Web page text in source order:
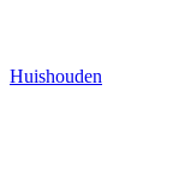
Huishouden